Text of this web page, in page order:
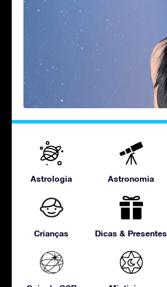
Astrologia Astronomia
Crianças Dicas & Presentes